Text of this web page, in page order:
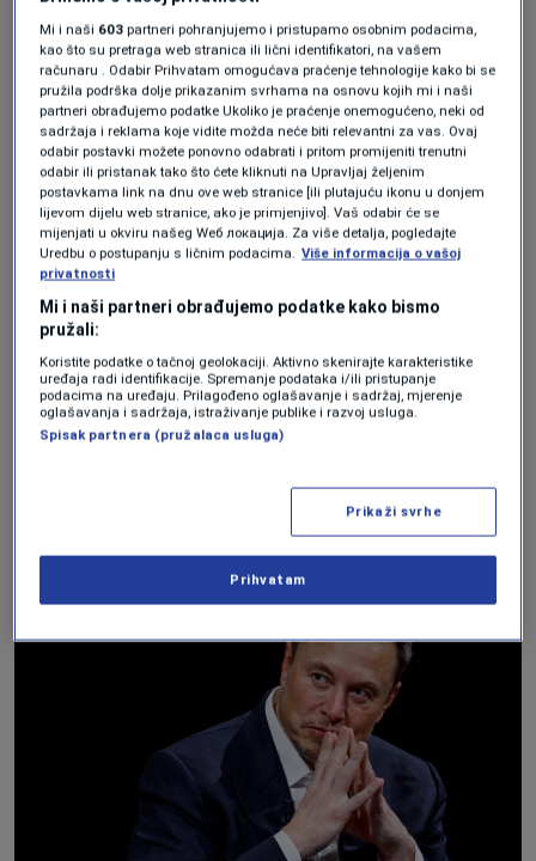
108 milijardi dolara svom bogatstvu
zahvaljujući nevjerovatnom preokretu u
vrijednosti akcija Tesle.
Samo dvojica na ovogodišnjem popisu nisu
iz SAD: Indonežanski tajkun iz sektora
energetike i petrohemije Prajogo Pangestu
i španski mogul iza brenda Zara, Amansio
Ortega.
Forbes donosi popis 10 milijardera koji su
ove godine najviše zaradili:
Mi i naši 603 partneri pohranjujemo i pristupamo osobnim podacima,
kao što su pretraga web stranica ili lični identifikatori, na vašem
računaru . Odabir Prihvatam omogućava praćenje tehnologije kako bi se
pružila podrška dolje prikazanim svrhama na osnovu kojih mi i naši
partneri obrađujemo podatke Ukoliko je praćenje onemogućeno, neki od
sadržaja i reklama koje vidite možda neće biti relevantni za vas. Ovaj
odabir postavki možete ponovno odabrati i pritom promijeniti trenutni
odabir ili pristanak tako što ćete kliknuti na Upravljaj željenim
postavkama link na dnu ove web stranice [ili plutajuću ikonu u donjem
lijevom dijelu web stranice, ako je primjenjivo]. Vaš odabir će se
mijenjati u okviru našeg Wеб локација. Za više detalja, pogledajte
Uredbu o postupanju s ličnim podacima. Više informacija o vašoj
privatnosti
Mi i naši partneri obrađujemo podatke kako bismo
pružali:
Koristite podatke o tačnoj geolokaciji. Aktivno skenirajte karakteristike
uređaja radi identifikacije. Spremanje podataka i/ili pristupanje
podacima na uređaju. Prilagođeno oglašavanje i sadržaj, mjerenje
oglašavanja i sadržaja, istraživanje publike i razvoj usluga.
Spisak partnera (pružalaca usluga)
Prikaži svrhe
Prihvatam